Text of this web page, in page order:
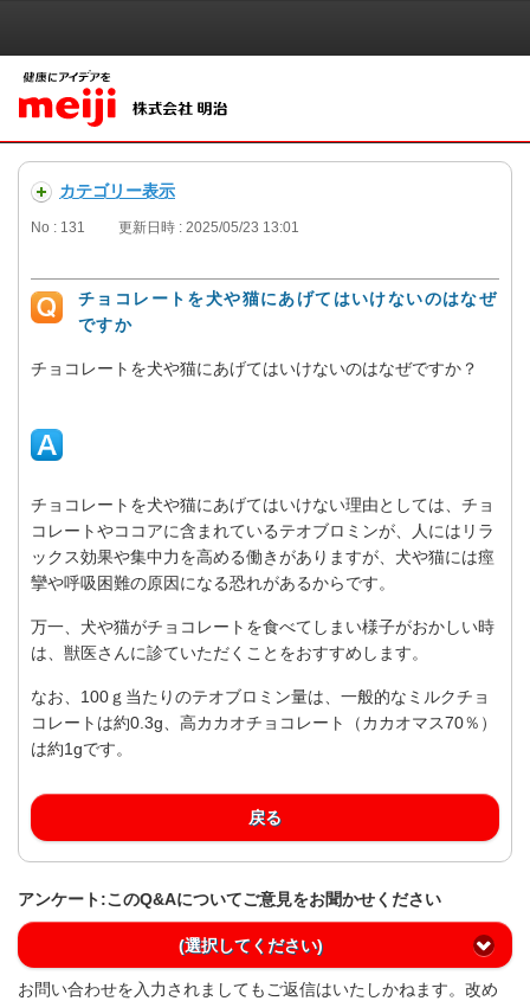
カテゴリー表示
No : 131 更新日時 : 2025/05/23 13:01
チョコレートを犬や猫にあげてはいけないのはなぜ
ですか
チョコレートを犬や猫にあげてはいけないのはなぜですか？
チョコレートを犬や猫にあげてはいけない理由としては、チョ
コレートやココアに含まれているテオブロミンが、人にはリラ
ックス効果や集中力を高める働きがありますが、犬や猫には痙
攣や呼吸困難の原因になる恐れがあるからです。
万一、犬や猫がチョコレートを食べてしまい様子がおかしい時
は、獣医さんに診ていただくことをおすすめします。
なお、100ｇ当たりのテオブロミン量は、一般的なミルクチョ
コレートは約0.3g、高カカオチョコレート（カカオマス70％）
は約1gです。
戻る
アンケート:このQ&Aについてご意見をお聞かせください
(選択してください)
お問い合わせを入力されましてもご返信はいたしかねます。改め